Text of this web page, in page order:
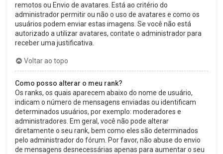
remotos ou Envio de avatares. Está ao critério do
administrador permitir ou não o uso de avatares e como os
usuários podem enviar estas imagens. Se você não está
autorizado a utilizar avatares, contate o administrador para
receber uma justificativa.
Voltar ao topo
Como posso alterar o meu rank?
Os ranks, os quais aparecem abaixo do nome de usuário,
indicam o número de mensagens enviadas ou identificam
determinados usuários, por exemplo: moderadores e
administradores. Em geral, você não pode alterar
diretamente o seu rank, bem como eles são determinados
pelo administrador do fórum. Por favor, não abuse do envio
de mensagens desnecessárias apenas para aumentar o seu